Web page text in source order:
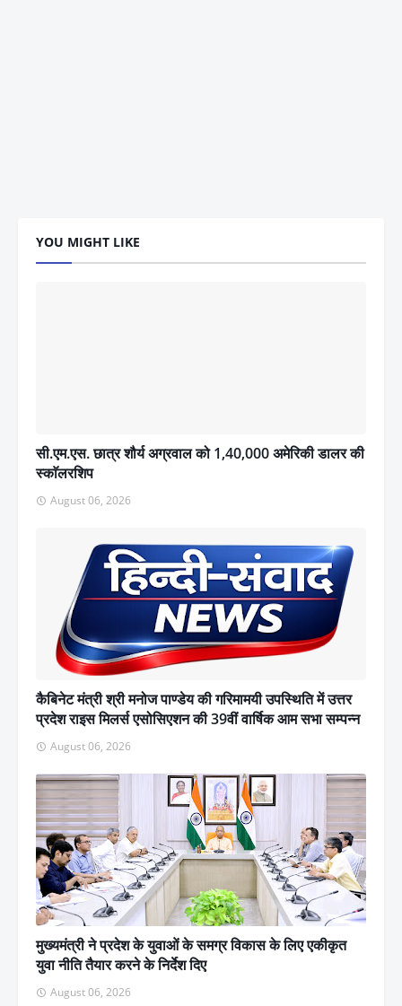
YOU MIGHT LIKE
सी.एम.एस. छात्र शौर्य अग्रवाल को 1,40,000 अमेरिकी डालर की
स्काॅलरशिप
August 06, 2026
कैबिनेट मंत्री श्री मनोज पाण्डेय की गरिमामयी उपस्थिति में उत्तर
प्रदेश राइस मिलर्स एसोसिएशन की 39वीं वार्षिक आम सभा सम्पन्न
August 06, 2026
मुख्यमंत्री ने प्रदेश के युवाओं के समग्र विकास के लिए एकीकृत
युवा नीति तैयार करने के निर्देश दिए
August 06, 2026